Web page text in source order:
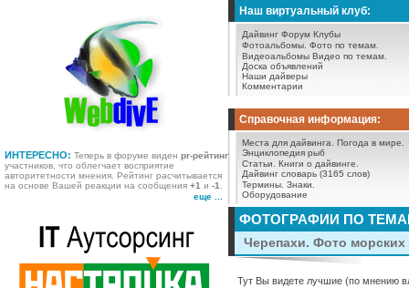
ИНТЕРЕСНО: Теперь в форуме виден pr-рейтинг
участников, что облегчает восприятие
авторитетности мнения. Рейтинг расчитывается
на основе Вашей реакции на сообщения +1 и -1
еще ...
Наш виртуальный клуб:
Дайвинг Форум Клубы
Фотоальбомы. Фото по темам.
Видеоальбомы Видео по темам.
Доска объявлений
Наши дайверы
Комментарии
Справочная информация:
Места для дайвинга.
Погода в мире.
Энциклопедия рыб
Статьи.
Книги о дайвинге.
Дайвинг словарь (3165 слов)
Термины. Знаки.
Оборудование
ФОТОГРАФИИ ПО
Черепахи. Фото морских
Тут Вы видете лучшие (по мнению